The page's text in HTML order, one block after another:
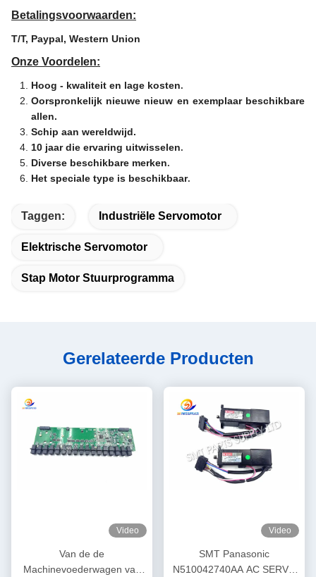
Betalingsvoorwaarden:
T/T, Paypal, Western Union
Onze Voordelen:
Hoog - kwaliteit en lage kosten.
Oorspronkelijk nieuwe nieuw en exemplaar beschikbare
allen.
Schip aan wereldwijd.
10 jaar die ervaring uitwisselen.
Diverse beschikbare merken.
Het speciale type is beschikbaar.
Taggen: Industriële Servomotor
Elektrische Servomotor
Stap Motor Stuurprogramma
Gerelateerde Producten
Video
Van de de
Machinevoederwagen van
Video
SMT Panasonic
N510042740AA AC SERVO